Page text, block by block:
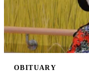
Funeral homes
Eternea
Blog
OBITUARY